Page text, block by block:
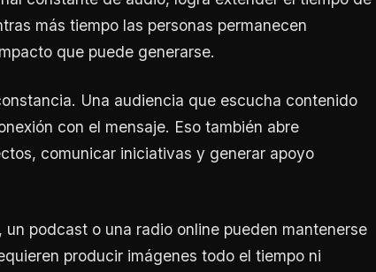
más tiempo las personas permanecen
que puede generarse.
Una audiencia que escucha contenido
con el mensaje. Eso también abre
comunicar iniciativas y generar apoyo
podcast o una radio online pueden mantenerse
producir imágenes todo el tiempo ni